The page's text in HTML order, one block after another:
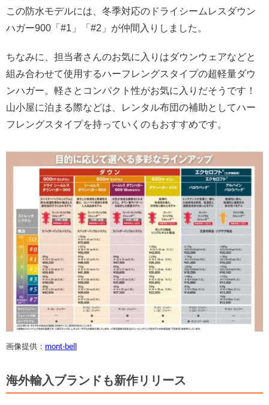
この防水モデルには、冬季対応のドライシームレスダウン
ハガー900「#1」「#2」が仲間入りしました。
ちなみに、担当者さんのお気に入りはダウンウェアなどと
組み合わせて使用するハーフレングスタイプの超軽量ダウ
ンハガー。軽さとコンパクト性がお気に入りだそうです！
山小屋に泊まる際などは、レンタル布団の補助としてハー
フレングスタイプを持っていくのもおすすめです。
画像提供： mont-bell
海外輸入ブランドも新作リリース